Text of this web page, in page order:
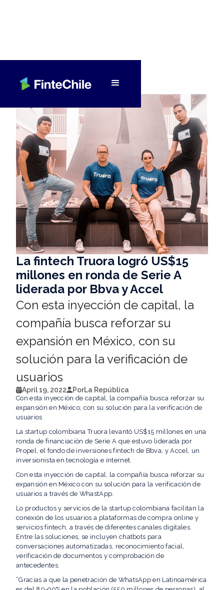
La fintech Truora logró US$15
millones en ronda de Serie A
liderada por Bbva y Accel
Con esta inyección de capital, la
compañía busca reforzar su
expansión en México, con su
solución para la verificación de
usuarios
April 19, 2022 PorLa República
Con esta inyección de capital, la compañía busca reforzar su
expansión en México, con su solución para la verificación de
usuarios
La startup colombiana Truora levantó US$15 millones en una
ronda de financiación de Serie A que estuvo liderada por
Propel, el fondo de inversiones fintech de Bbva, y Accel, un
inversionista en tecnología e internet.
Con esta inyección de capital, la compañía busca reforzar su
expansión en México con su solución para la verificación de
usuarios a través de WhastApp.
Lo productos y servicios de la startup colombiana facilitan la
conexión de los usuarios a plataformas de compra online y
servicios fintech, a través de diferentes canales digitales.
Entre las soluciones, se incluyen chatbots para
conversaciones automatizadas, reconocimiento facial,
verificación de documentos y comprobación de
antecedentes.
“Gracias a que la penetración de WhatsApp en Latinoamérica